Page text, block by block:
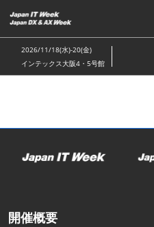
キ
ッ
し
む
2026/11/18(水)-20(金)
インテックス大阪4・5号館
開催概要